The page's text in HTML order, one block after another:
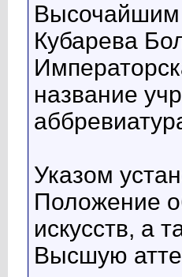
Высочайшим
Кубарева
название
Указом
Положение
искусств, а
Высшую